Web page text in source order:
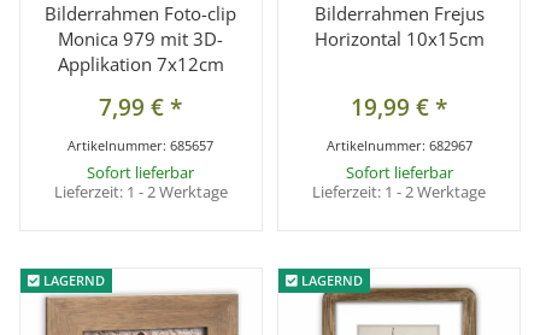
Bilderrahmen Foto-clip
Monica 979 mit 3D-
Applikation 7x12cm
7,99 €*
Artikelnummer:685657
Sofort lieferbar
Lieferzeit: 1 - 2 Werktage
Bilderrahmen Frejus
Horizontal 10x15cm
19,99 €*
Artikelnummer: 682967
Sofort lieferbar
Lieferzeit: 1 - 2 Werktage
LAGERND
LAGERND LAGERND
LAGERND